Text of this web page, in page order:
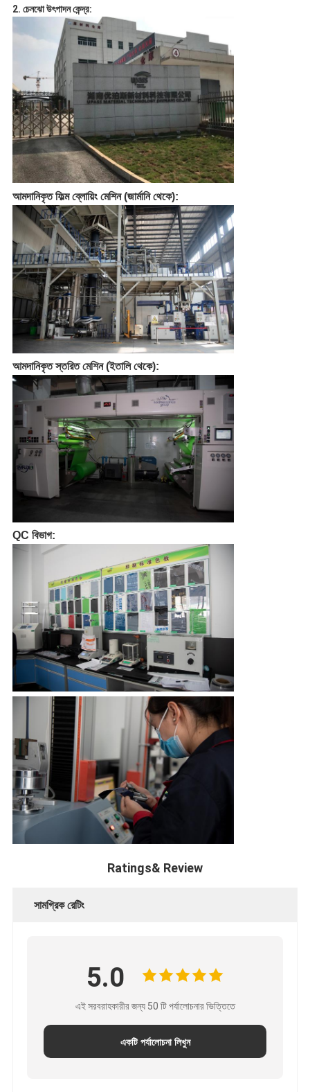
2. চেনঝো উৎপাদন কেন্দ্র:
আমদানিকৃত ফিল্ম ব্লোয়িং মেশিন (জার্মানি থেকে):
আমদানিকৃত স্তরিত মেশিন (ইতালি থেকে):
QC বিভাগ:
Ratings& Review
সামগ্রিক রেটিং
5.0
এই সরবরাহকারীর জন্য 50 টি পর্যালোচনার ভিত্তিতে
একটি পর্যালোচনা লিখুন